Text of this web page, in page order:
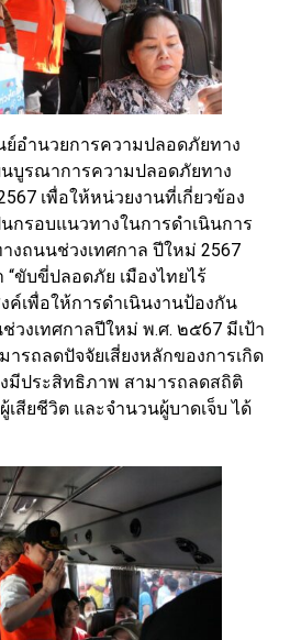
อำนวยการความปลอดภัยทาง
บูรณาการความปลอดภัยทาง
เพื่อให้หน่วยงานที่เกี่ยวข้อง
กรอบแนวทางในการดำเนินการ
งถนนช่วงเทศกาล ปีใหม่ 2567
ขับขี่ปลอดภัย เมืองไทยไร้
ค์เพื่อให้การดำเนินงานป้องกัน
วงเทศกาลปีใหม่ พ.ศ. ๒๕67 มีเป้า
รถลดปัจจัยเสี่ยงหลักของการเกิด
มีประสิทธิภาพ สามารถลดสถิติ
เสียชีวิต และจำนวนผู้บาดเจ็บ ได้